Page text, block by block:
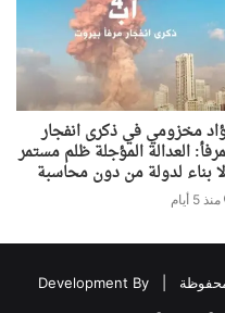
مخزومي في ذكرى انفجار
العدالة المؤجلة ظلم مستمر
بناء لدولة من دون محاسبة
منذ 5 أيام
Development By